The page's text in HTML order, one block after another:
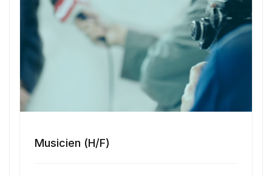
Ces métiers peuvent vous intéresser
Toutes nos fiches métiers
Musicien (H/F)